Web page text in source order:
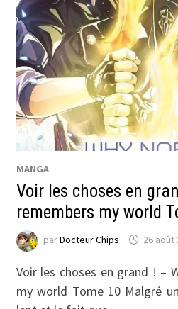
MANGA
Voir les choses en
remembers my world
parDocteur Chips 26 août
Voir les choses en grand ! –
my world Tome 10 Malgré